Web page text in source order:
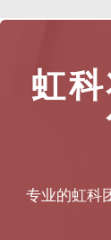
虹
专业的虹科